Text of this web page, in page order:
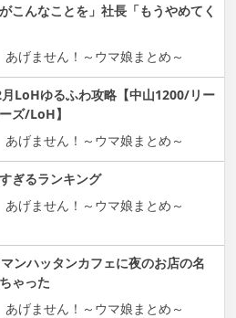
こんなことを」社長「もうやめてく
あげません！～ウマ娘まとめ～
月LoHゆるふわ攻略【中山1200/リー
ズ/LoH】
あげません！～ウマ娘まとめ～
ぎるランキング
あげません！～ウマ娘まとめ～
マンハッタンカフェに夜のお店の名
ゃった
あげません！～ウマ娘まとめ～